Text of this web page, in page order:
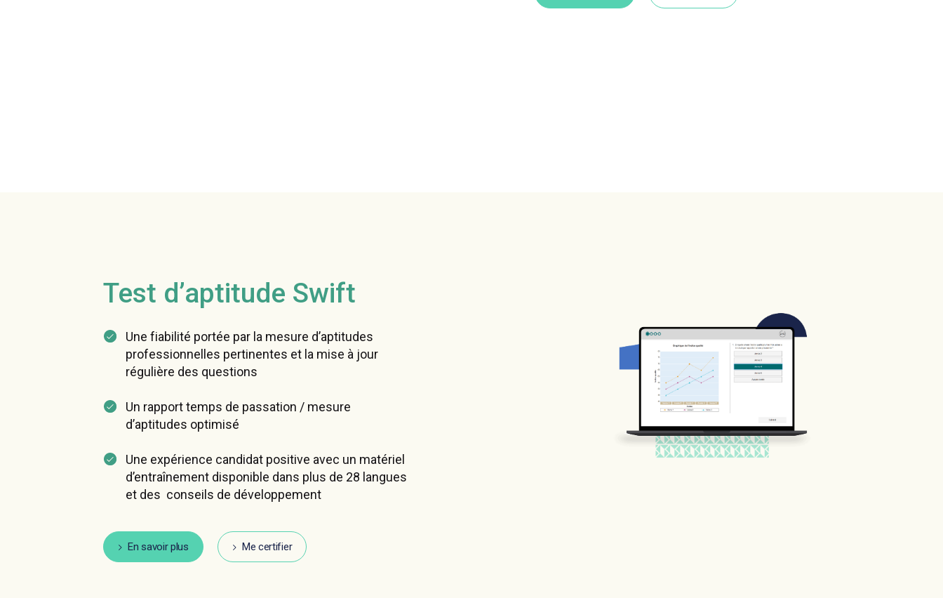
Test d’aptitude Swift
Une fiabilité portée par la mesure d’aptitudes
professionnelles pertinentes et la mise à jour
régulière des questions
Un rapport temps de passation / mesure
d’aptitudes optimisé
Une expérience candidat positive avec un matériel
d’entraînement disponible dans plus de 28 langues
et des conseils de développement
En savoir plus Me certifier